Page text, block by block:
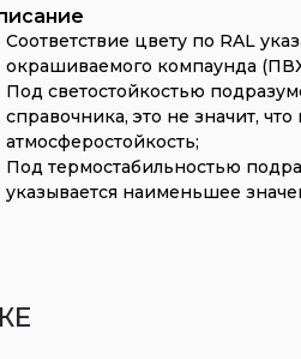
Соответствие цвету по RAL
окрашиваемого компаунда
Под светостойкостью
справочника, это не значит,
атмосферостойкость;
Под термостабильностью
указывается наименьшее